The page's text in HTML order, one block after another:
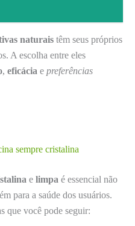
naturais têm seus próprios
A escolha entre eles
, eficácia e preferências
sempre cristalina
e limpa é essencial não
para a saúde dos usuários.
que você pode seguir: